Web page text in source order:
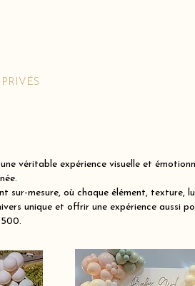
véritable expérience visuelle et
sur-mesure, où chaque élément, texture,
unique et offrir une expérience aussi